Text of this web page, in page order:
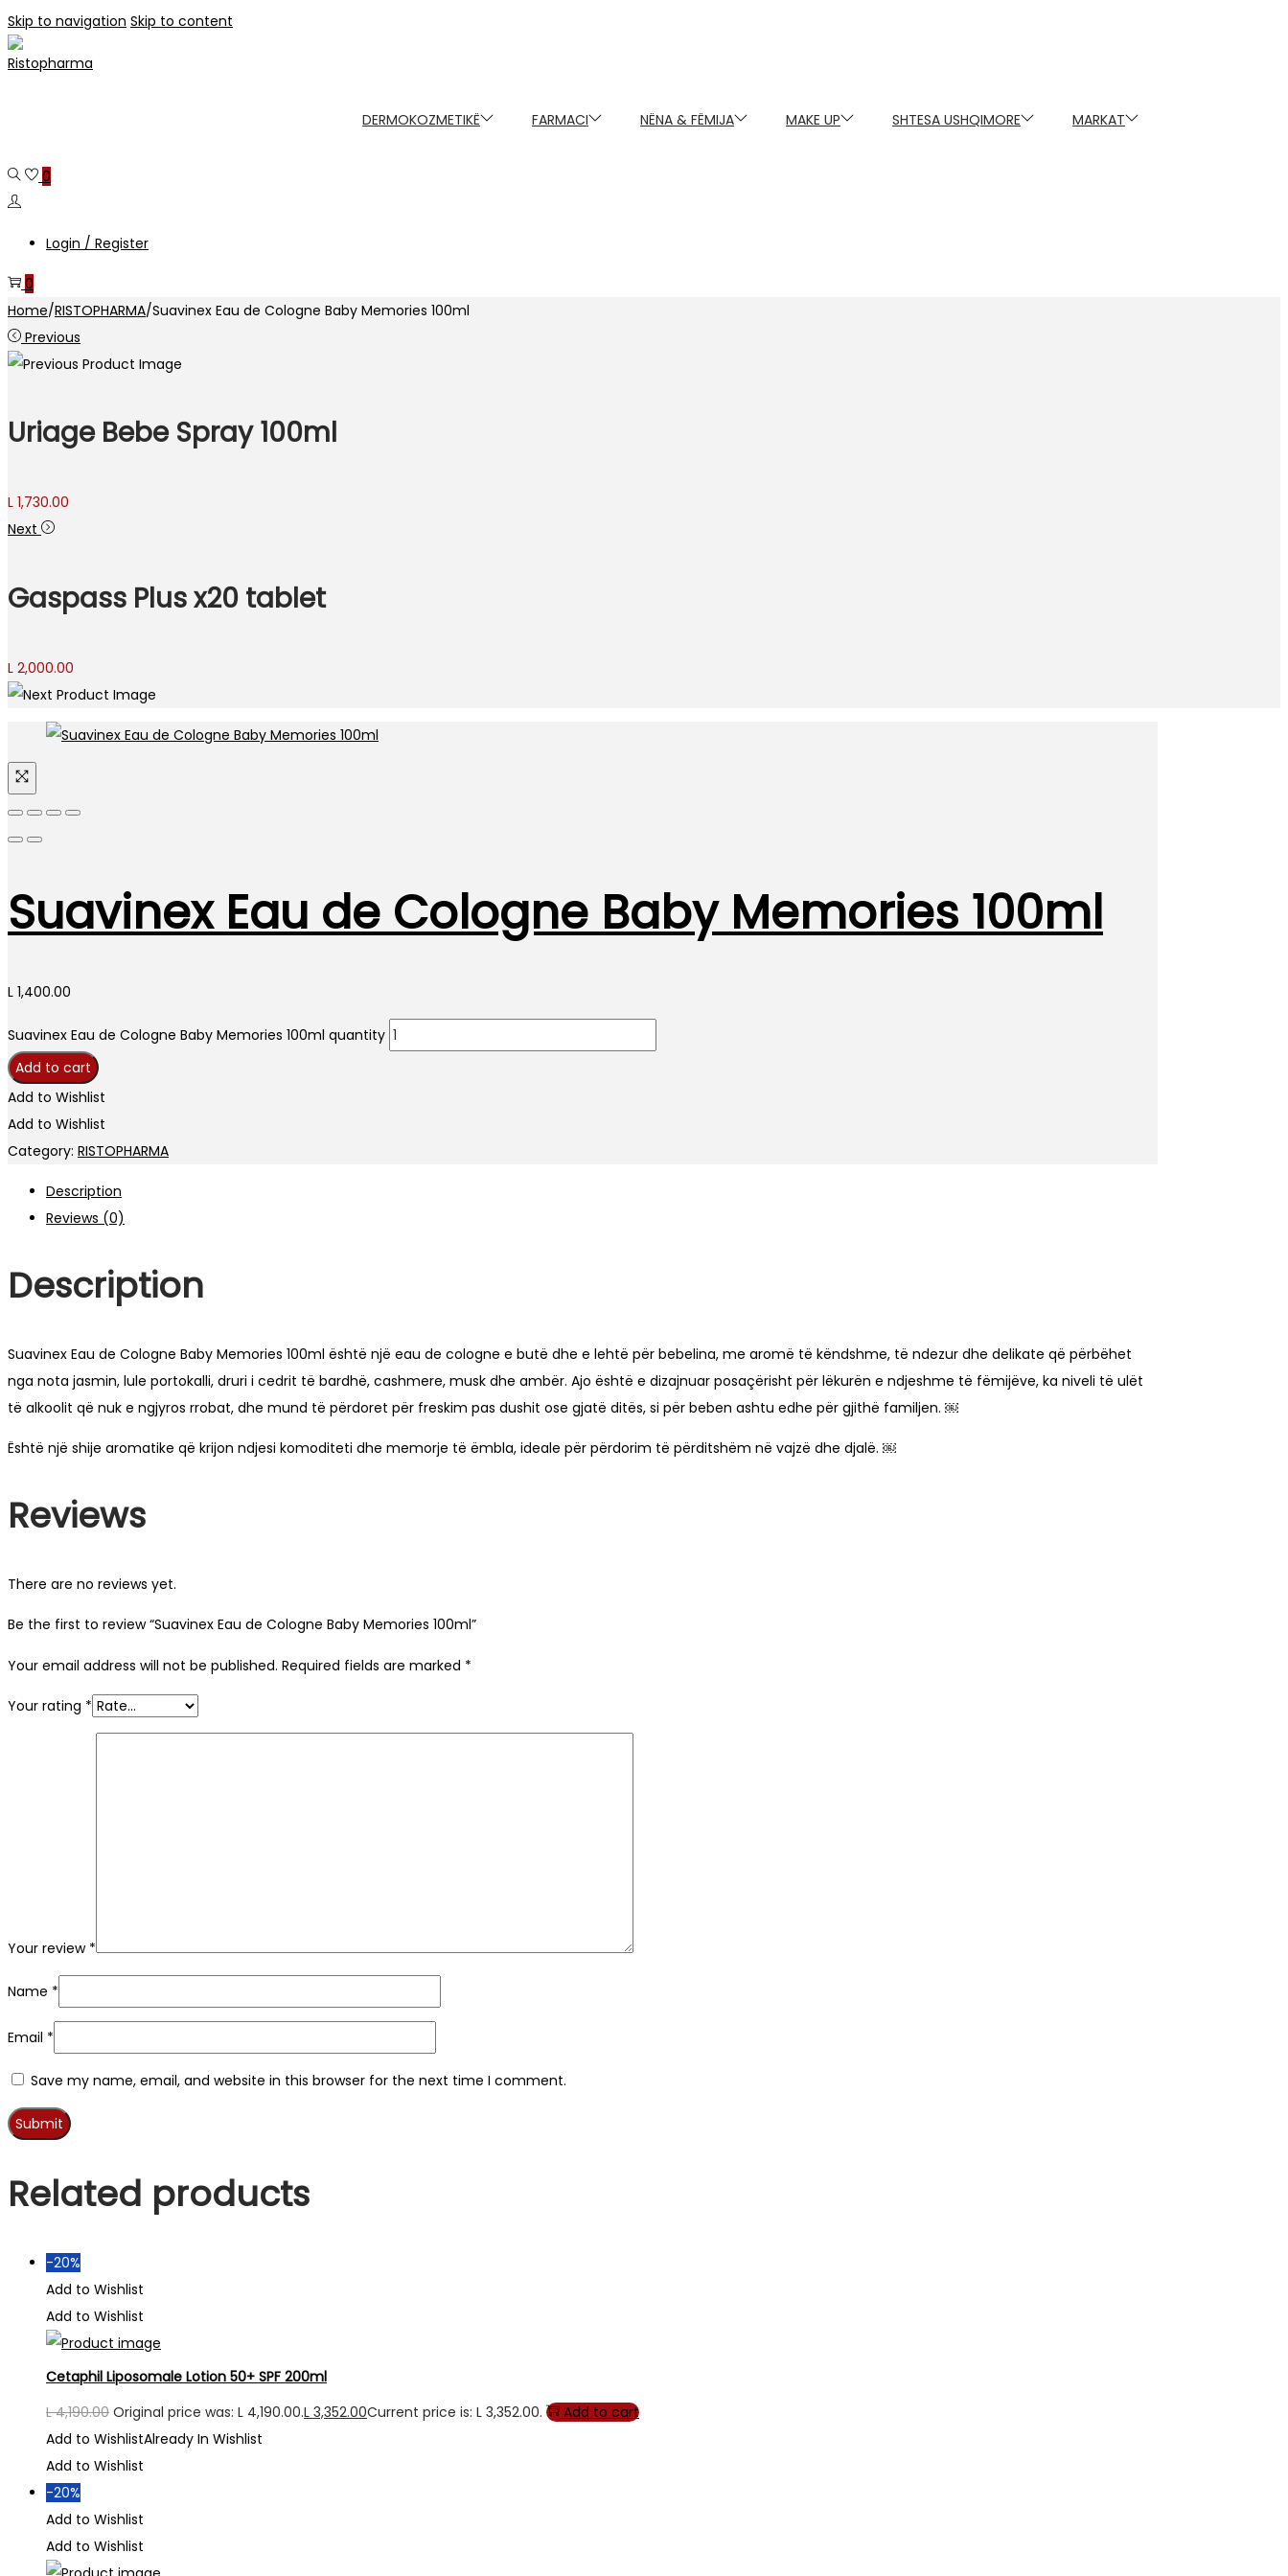
Skip to navigation Skip to content
DERMOKOZMETIKË FARMACI NËNA & FËMIJA MAKE UP SHTESA USHQIMORE MARKAT
0
Login / Register
0
Home/RISTOPHARMA/Suavinex Eau de Cologne Baby Memories 100ml
Previous
Uriage Bebe Spray 100ml
L 1,730.00
Next
Gaspass Plus x20 tablet
L 2,000.00
Suavinex Eau de Cologne Baby Memories 100ml
L 1,400.00
Suavinex Eau de Cologne Baby Memories 100ml quantity
Add to cart
Add to Wishlist
Add to Wishlist
Category: RISTOPHARMA
Description
Reviews (0)
Description
Suavinex Eau de Cologne Baby Memories 100ml është një eau de cologne e butë dhe e lehtë për bebelina, me aromë të këndshme, të ndezur dhe delikate që përbëhet
nga nota jasmin, lule portokalli, druri i cedrit të bardhë, cashmere, musk dhe ambër. Ajo është e dizajnuar posaçërisht për lëkurën e ndjeshme të fëmijëve, ka niveli të ulët
të alkoolit që nuk e ngjyros rrobat, dhe mund të përdoret për freskim pas dushit ose gjatë ditës, si për beben ashtu edhe për gjithë familjen. ￼
Është një shije aromatike që krijon ndjesi komoditeti dhe memorje të ëmbla, ideale për përdorim të përditshëm në vajzë dhe djalë. ￼
Reviews
There are no reviews yet.
Be the first to review “Suavinex Eau de Cologne Baby Memories 100ml”
Your email address will not be published. Required fields are marked *
Your rating *
Your review *
Name *
Email *
Save my name, email, and website in this browser for the next time I comment.
Related products
-20%
Add to Wishlist
Add to Wishlist
Cetaphil Liposomale Lotion 50+ SPF 200ml
L4,190.00 Original price was: L 4,190.00.L 3,352.00Current price is: L 3,352.00.
Add to cart
Add to WishlistAlready In Wishlist
Add to Wishlist
-20%
Add to Wishlist
Add to Wishlist